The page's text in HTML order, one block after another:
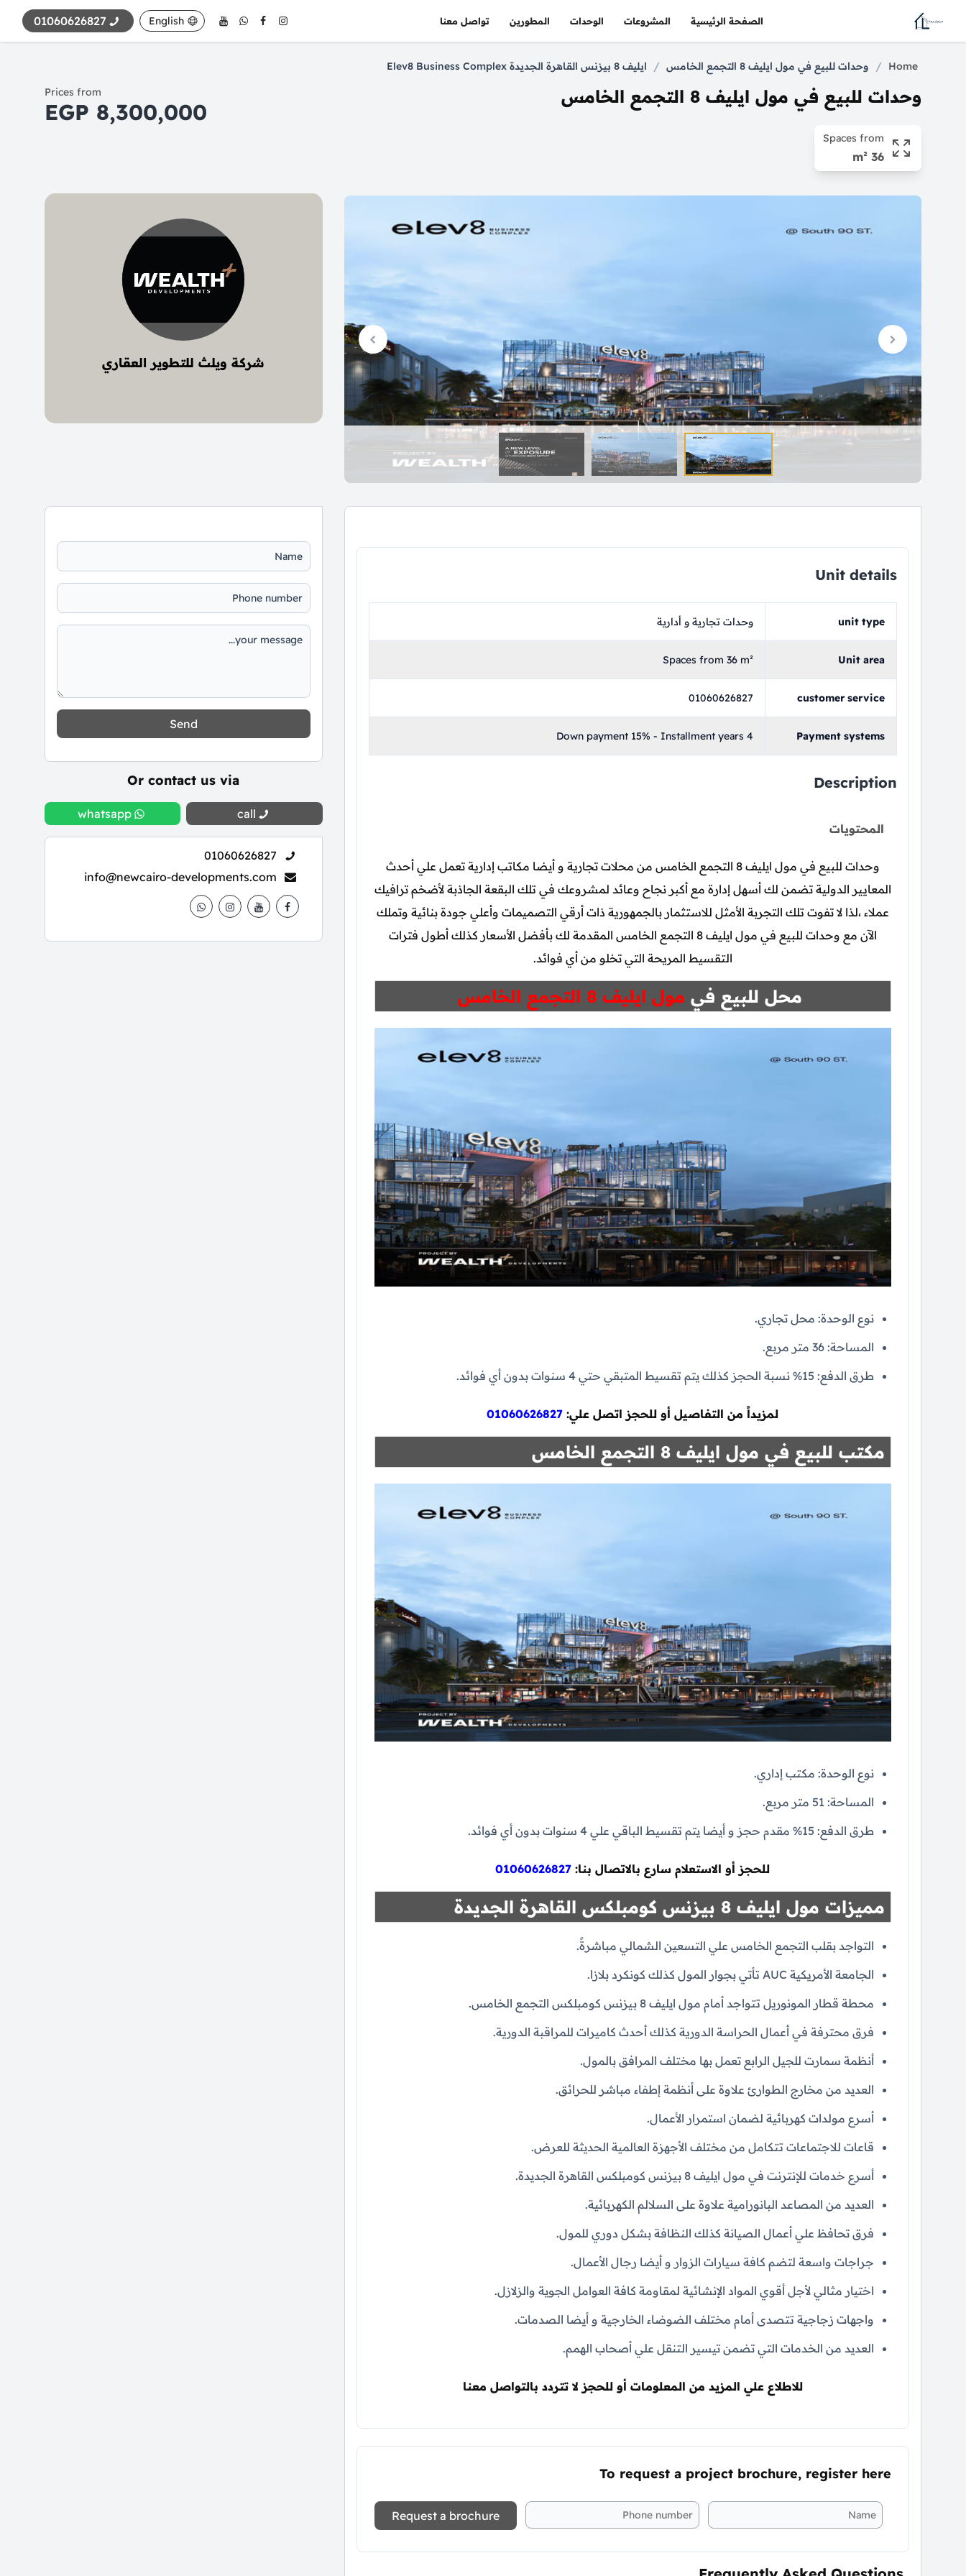
الصفحة الرئيسية المشروعات الوحدات المطورين تواصل معنا English
01060626827
Home
/ وحدات للبيع في مول ايليف 8 التجمع الخامس / ايليف 8 بيزنس القاهرة الجديدة Elev8 Business Complex
وحدات للبيع في مول ايليف 8 التجمع الخامس
Spaces from
36 m²
Prices from
8,300,000 EGP
شركة ويلث للتطوير العقاري
Unit details
unit type وحدات تجارية و أدارية
Unit area
Spaces from 36 m²
customer service
01060626827
Payment systems
Down payment 15% - Installment years 4
Description
المحتويات
وحدات للبيع في مول ايليف 8 التجمع الخامس من محلات تجارية و أيضا مكاتب إدارية تعمل علي أحدث
المعايير الدولية تضمن لك أسهل إدارة مع أكبر نجاح وعائد لمشروعك في تلك البقعة الجاذبة لأضخم ترافيك
عملاء ،لذا لا تفوت تلك التجربة الأمثل للاستثمار بالجمهورية ذات أرقي التصميمات وأعلي جودة بنائية وتملك
الآن مع وحدات للبيع في مول ايليف 8 التجمع الخامس المقدمة لك بأفضل الأسعار كذلك أطول فترات
التقسيط المريحة التي تخلو من أي فوائد.
محل للبيع في مول ايليف 8 التجمع الخامس
نوع الوحدة: محل تجاري.
المساحة: 36 متر مربع.
طرق الدفع: 15% نسبة الحجز كذلك يتم تقسيط المتبقي حتي 4 سنوات بدون أي فوائد.
لمزيداً من التفاصيل أو للحجز اتصل علي: 01060626827
مكتب للبيع في مول ايليف 8 التجمع الخامس
نوع الوحدة: مكتب إداري.
المساحة: 51 متر مربع.
طرق الدفع: 15% مقدم حجز و أيضا يتم تقسيط الباقي علي 4 سنوات بدون أي فوائد.
للحجز أو الاستعلام سارع بالاتصال بنا: 01060626827
مميزات مول ايليف 8 بيزنس كومبلكس القاهرة الجديدة
التواجد بقلب التجمع الخامس علي التسعين الشمالي مباشرةً.
الجامعة الأمريكية AUC تأتي بجوار المول كذلك كونكرد بلازا.
محطة قطار المونوريل تتواجد أمام مول ايليف 8 بيزنس كومبلكس التجمع الخامس.
فرق محترفة في أعمال الحراسة الدورية كذلك أحدث كاميرات للمراقبة الدورية.
أنظمة سمارت للجيل الرابع تعمل بها مختلف المرافق بالمول.
العديد من مخارج الطوارئ علاوة على أنظمة إطفاء مباشر للحرائق.
أسرع مولدات كهربائية لضمان استمرار الأعمال.
قاعات للاجتماعات تتكامل من مختلف الأجهزة العالمية الحديثة للعرض.
أسرع خدمات للإنترنت في مول ايليف 8 بيزنس كومبلكس القاهرة الجديدة.
العديد من المصاعد البانورامية علاوة على السلالم الكهربائية.
فرق تحافظ علي أعمال الصيانة كذلك النظافة بشكل دوري للمول.
جراجات واسعة لتضم كافة سيارات الزوار و أيضا رجال الأعمال.
اختيار مثالي لأجل أقوي المواد الإنشائية لمقاومة كافة العوامل الجوية والزلازل.
واجهات زجاجية تتصدى أمام مختلف الضوضاء الخارجية و أيضا الصدمات.
العديد من الخدمات التي تضمن تيسير التنقل علي أصحاب الهمم.
للاطلاع علي المزيد من المعلومات أو للحجز لا تتردد بالتواصل معنا
To request a project brochure, register here
Request a brochure
Send
Or contact us via
call
whatsapp
01060626827
info@newcairo-developments.com